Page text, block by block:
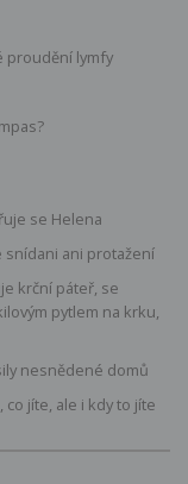
proudění lymfy
se Helena
snídani ani protažení
krční páteř, se
pytlem na krku,
nesnědené domů
jíte, ale i kdy to jíte